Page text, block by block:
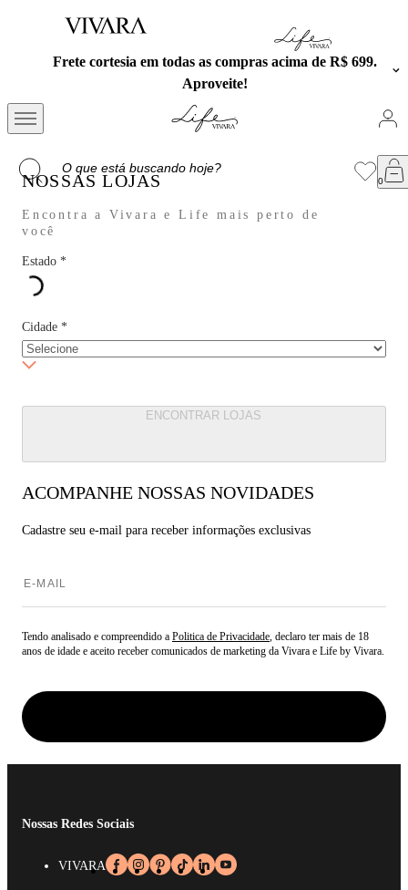
em todas as compras acima de R$ 699.
Exclusivo no
NOSSAS LOJAS
Encontra a Vivara e Life mais perto de
você
Estado *
Cidade *
ENCONTRAR LOJAS
ACOMPANHE NOSSAS NOVIDADES
Cadastre seu e-mail para receber informações exclusivas
Tendo analisado e compreendido a Politica de Privacidade, declaro ter mais de 18
anos de idade e aceito receber comunicados de marketing da Vivara e Life by Vivara.
Nossas Redes Sociais
VIVARA